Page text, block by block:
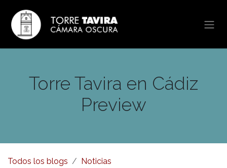
Torre Tavira en Cádiz
Preview
Todos los blogs
Noticias